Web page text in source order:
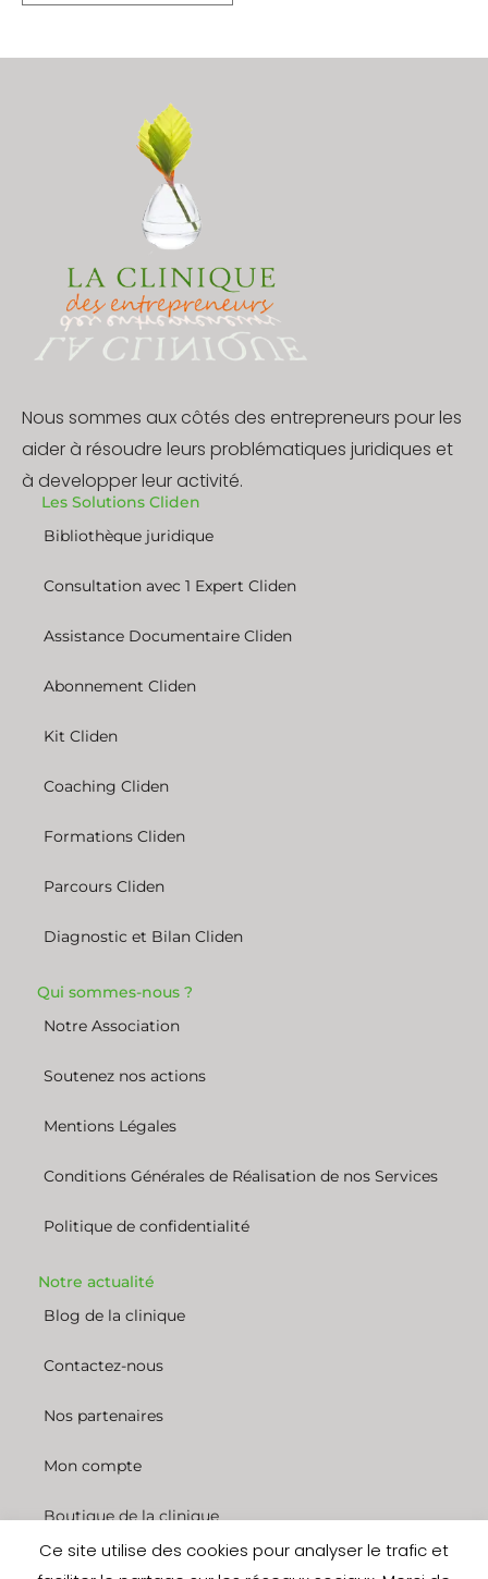
Nous sommes aux côtés des entrepreneurs pour les
aider à résoudre leurs problématiques juridiques et
à developper leur activité.
Les Solutions Cliden
Bibliothèque juridique
Consultation avec 1 Expert Cliden
Assistance Documentaire Cliden
Abonnement Cliden
Kit Cliden
Coaching Cliden
Formations Cliden
Parcours Cliden
Diagnostic et Bilan Cliden
Qui sommes-nous ?
Notre Association
Soutenez nos actions
Mentions Légales
Conditions Générales de Réalisation de nos Services
Politique de confidentialité
Notre actualité
Blog de la clinique
Contactez-nous
Nos partenaires
Mon compte
Boutique de la clinique
Ce site utilise des cookies pour analyser le trafic et